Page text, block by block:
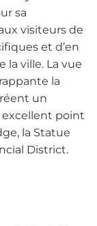
sa
visiteurs de
et d’en
la ville. La vue
la
un
excellent point
la Statue
District.